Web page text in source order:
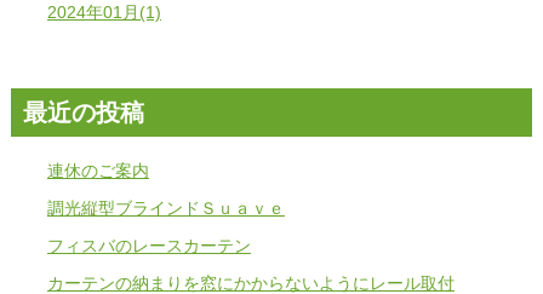
2024年01月(1)
最近の投稿
連休のご案内
調光縦型ブラインドＳｕａｖｅ
フィスバのレースカーテン
カーテンの納まりを窓にかからないようにレール取付